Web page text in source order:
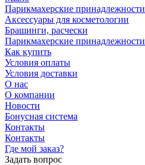
Парикмахерские принадлежности
Аксессуары для косметологии
Брашинги, расчески
Парикмахерские принадлежности
Как купить
Условия оплаты
Условия доставки
О нас
О компании
Новости
Бонусная система
Контакты
Контакты
Где мой заказ?
Задать вопрос